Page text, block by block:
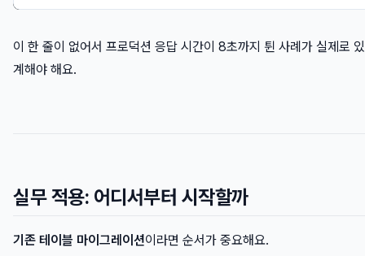
이 한 줄이 없어서 프로덕션 응답 시간이 8초까지 튄 사례가 실제로
계해야 해요.
실무 적용: 어디서부터 시작할까
기존 테이블 마이그레이션이라면 순서가 중요해요.